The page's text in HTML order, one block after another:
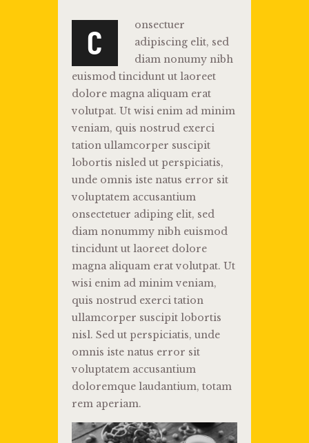
C
onsectuer
adipiscing elit, sed
diam nonumy nibh
euismod tincidunt ut laoreet
dolore magna aliquam erat
volutpat. Ut wisi enim ad minim
veniam, quis nostrud exerci
tation ullamcorper suscipit
lobortis nisled ut perspiciatis,
unde omnis iste natus error sit
voluptatem accusantium
onsectetuer adiping elit, sed
diam nonummy nibh euismod
tincidunt ut laoreet dolore
magna aliquam erat volutpat. Ut
wisi enim ad minim veniam,
quis nostrud exerci tation
ullamcorper suscipit lobortis
nisl. Sed ut perspiciatis, unde
omnis iste natus error sit
voluptatem accusantium
doloremque laudantium, totam
rem aperiam.